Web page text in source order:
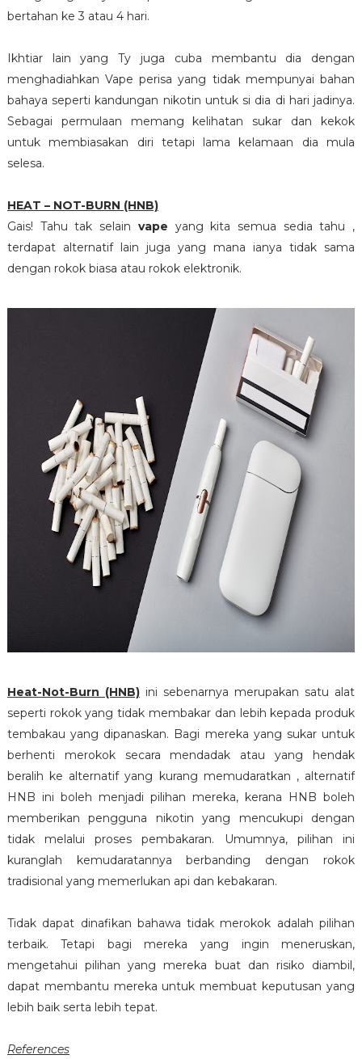
bertahan ke 3 atau 4 hari.
Ikhtiar lain yang Ty juga cuba membantu dia dengan
menghadiahkan Vape perisa yang tidak mempunyai bahan
bahaya seperti kandungan nikotin untuk si dia di hari jadinya.
Sebagai permulaan memang kelihatan sukar dan kekok
untuk membiasakan diri tetapi lama kelamaan dia mula
selesa.
HEAT – NOT-BURN (HNB)
Gais! Tahu tak selain vape yang kita semua sedia tahu ,
terdapat alternatif lain juga yang mana ianya tidak sama
dengan rokok biasa atau rokok elektronik.
Heat-Not-Burn (HNB)ini sebenarnya merupakan satu alat
seperti rokok yang tidak membakar dan lebih kepada produk
tembakau yang dipanaskan. Bagi mereka yang sukar untuk
berhenti merokok secara mendadak atau yang hendak
beralih ke alternatif yang kurang memudaratkan , alternatif
HNB ini boleh menjadi pilihan mereka, kerana HNB boleh
memberikan pengguna nikotin yang mencukupi dengan
tidak melalui proses pembakaran. Umumnya, pilihan ini
kuranglah kemudaratannya berbanding dengan rokok
tradisional yang memerlukan api dan kebakaran.
Tidak dapat dinafikan bahawa tidak merokok adalah pilihan
terbaik. Tetapi bagi mereka yang ingin meneruskan,
mengetahui pilihan yang mereka buat dan risiko diambil,
dapat membantu mereka untuk membuat keputusan yang
lebih baik serta lebih tepat.
References